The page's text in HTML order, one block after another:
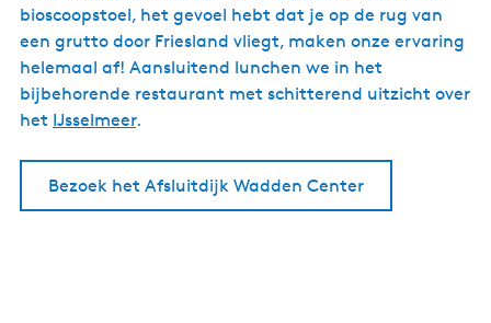
bioscoopstoel, het gevoel hebt dat je op de rug van
een grutto door Friesland vliegt, maken onze ervaring
helemaal af! Aansluitend lunchen we in het
bijbehorende restaurant met schitterend uitzicht over
het IJsselmeer.
Bezoek het Afsluitdijk Wadden Center